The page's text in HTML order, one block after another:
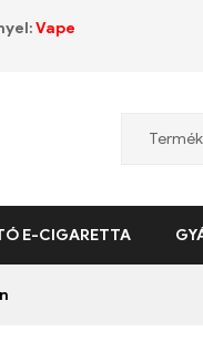
Vape
E-CIGARETTA